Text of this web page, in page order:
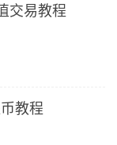
交易教程
教程